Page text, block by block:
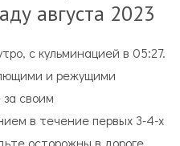
августа 2023
с кульминацией в 05:27.
и режущими
своим
в течение первых 3-4-х
осторожны в дороге.